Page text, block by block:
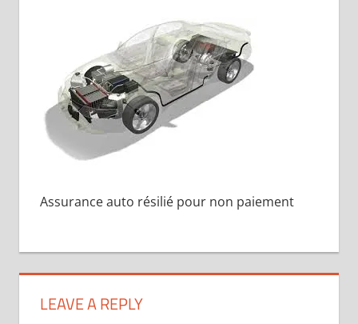
Assurance auto résilié pour non paiement
LEAVE A REPLY